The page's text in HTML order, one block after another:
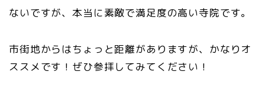
ないですが、本当に素敵で満足度の高い寺院です。
市街地からはちょっと距離がありますが、かなりオ
ススメです！ぜひ参拝してみてください！